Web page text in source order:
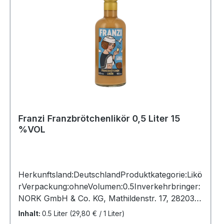
Franzi Franzbrötchenlikör 0,5 Liter 15
%VOL
Herkunftsland:DeutschlandProduktkategorie:Likö
rVerpackung:ohneVolumen:0.5Inverkehrbringer:
NORK GmbH & Co. KG, Mathildenstr. 17, 28203
Bremen,
Inhalt: 0.5 Liter (29,80 € / 1 Liter)